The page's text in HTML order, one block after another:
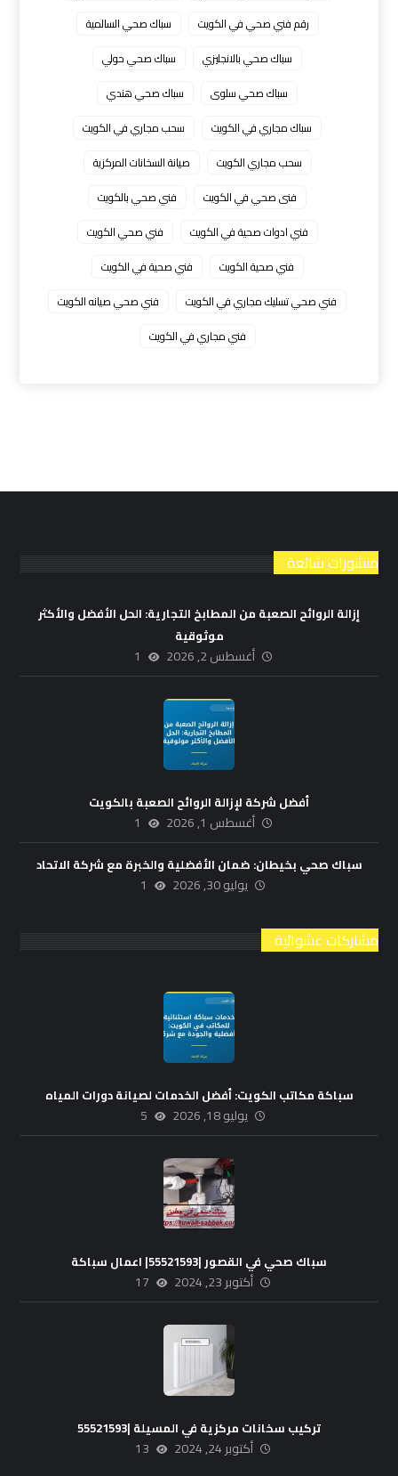
رقم فني صحي في الكويت
سباك صحي السالمية
سباك صحي بالانجليزي
سباك صحي حولي
سباك صحي سلوى
سباك صحي هندي
سباك مجاري في الكويت
سحب مجاري في الكويت
سحب مجاري الكويت
صيانة السخانات المركزية
فنى صحي في الكويت
فني صحي بالكويت
فني ادوات صحية في الكويت
فني صحي الكويت
فني صحية الكويت
فني صحية في الكويت
فني صحي تسليك مجاري في الكويت
فني صحي صيانه الكويت
فني مجاري في الكويت
منشورات شائعة
إزالة الروائح الصعبة من المطابخ التجارية: الحل الأفضل والأكثر
موثوقية
أغسطس 2, 2026 1
أفضل شركة لإزالة الروائح الصعبة بالكويت
أغسطس 1, 2026 1
سباك صحي بخيطان: ضمان الأفضلية والخبرة مع شركة الاتحاد
يوليو 30, 2026 1
مشاركات عشوائية
سباكة مكاتب الكويت: أفضل الخدمات لصيانة دورات المياه
يوليو 18, 2026 5
سباك صحي في القصور |55521593| اعمال سباكة
أكتوبر 23, 2024 17
تركيب سخانات مركزية في المسيلة |55521593
أكتوبر 24, 2024 13